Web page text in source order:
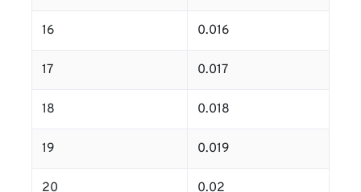
16 0.016
17 0.017
18 0.018
19 0.019
20 0.02